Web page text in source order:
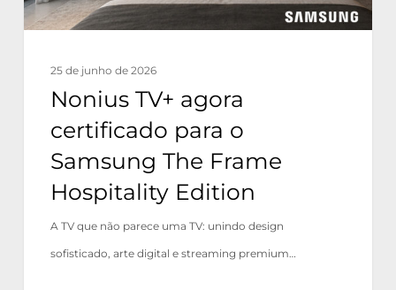
Frame
25 de junho de 2026
Nonius TV+ agora
certificado para o
Samsung The Frame
Hospitality Edition
A TV que não parece uma TV: unindo design
sofisticado, arte digital e streaming premium…